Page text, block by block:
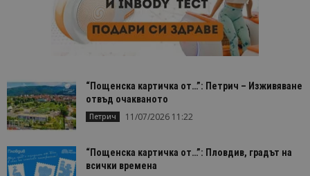
“Пощенска картичка от…”: Петрич – Изживяване
отвъд очакваното
Петрич 11/07/2026 11:22
“Пощенска картичка от…”: Пловдив, градът на
всички времена